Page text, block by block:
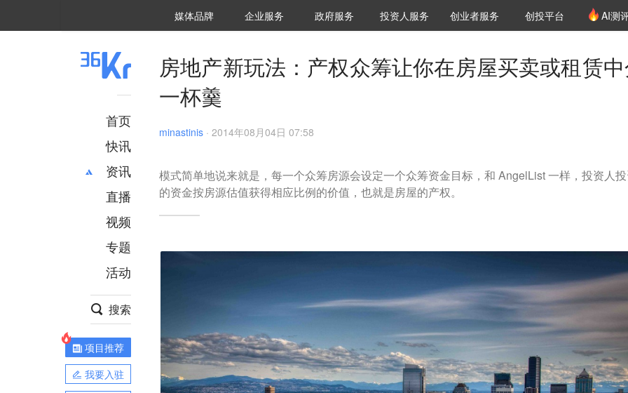
媒体品牌 36Kr研究院
企业服务 城市之窗
政府服务 VClub投资机构库
投资机构职位推介
投资人服务 创投氪堂
创业者服务 创投平台 AI测
首页
快讯
资讯
推荐
财经
项目推荐
安徽
直播
视频
专题
活动
搜索
项目推荐
我要入驻
房地产新玩法：产权众筹让你在房屋买卖或租赁
一杯羹
minastinis · 2014年08月04日 07:58
模式简单地说来就是，每一个众筹房源会设定一个众筹资金目标，和 AngelList 一样，投资人
的资金按房源估值获得相应比例的价值，也就是房屋的产权。